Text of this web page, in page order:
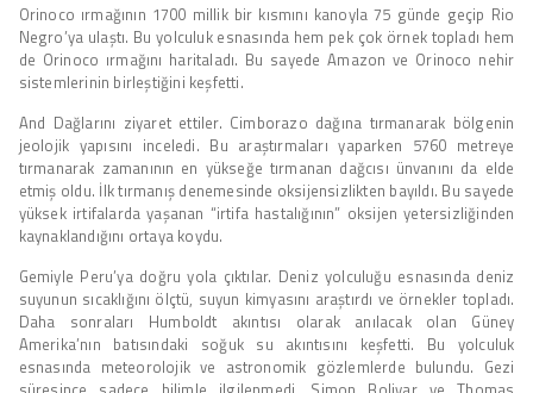
Orinoco ırmağının 1700 millik bir kısmını kanoyla 75 günde geçip Rio
Negro’ya ulaştı. Bu yolculuk esnasında hem pek çok örnek topladı hem
de Orinoco ırmağını haritaladı. Bu sayede Amazon ve Orinoco nehir
sistemlerinin birleştiğini keşfetti.
And Dağlarını ziyaret ettiler. Cimborazo dağına tırmanarak bölgenin
jeolojik yapısını inceledi. Bu araştırmaları yaparken 5760 metreye
tırmanarak zamanının en yükseğe tırmanan dağcısı ünvanını da elde
etmiş oldu. İlk tırmanış denemesinde oksijensizlikten bayıldı. Bu sayede
yüksek irtifalarda yaşanan “irtifa hastalığının” oksijen yetersizliğinden
kaynaklandığını ortaya koydu.
Gemiyle Peru’ya doğru yola çıktılar. Deniz yolculuğu esnasında deniz
suyunun sıcaklığını ölçtü, suyun kimyasını araştırdı ve örnekler topladı.
Daha sonraları Humboldt akıntısı olarak anılacak olan Güney
Amerika’nın batısındaki soğuk su akıntısını keşfetti. Bu yolculuk
esnasında meteorolojik ve astronomik gözlemlerde bulundu. Gezi